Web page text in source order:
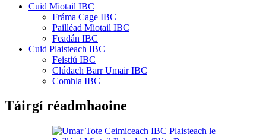
Cuid Miotail IBC
Fráma Cage IBC
Pailléad Miotail IBC
Feadán IBC
Cuid Plaisteach IBC
Feistiú IBC
Clúdach Barr Umair IBC
Comhla IBC
Táirgí réadmhaoine